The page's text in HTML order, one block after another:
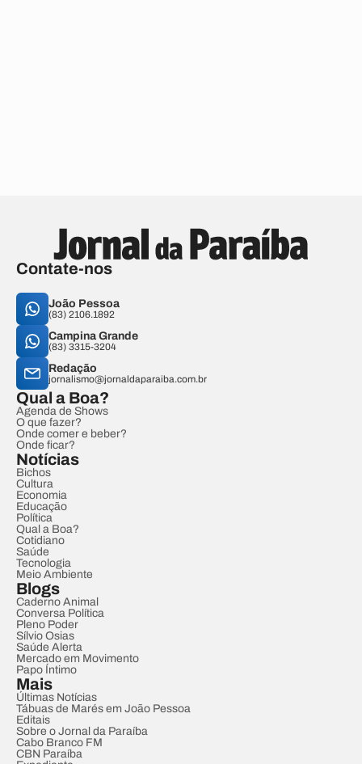
Contate-nos
João Pessoa
(83) 2106.1892
Campina Grande
(83) 3315-3204
Redação
jornalismo@jornaldaparaiba.com.br
Qual a Boa?
Agenda de Shows
O que fazer?
Onde comer e beber?
Onde ficar?
Notícias
Bichos
Cultura
Economia
Educação
Política
Qual a Boa?
Cotidiano
Saúde
Tecnologia
Meio Ambiente
Blogs
Caderno Animal
Conversa Política
Pleno Poder
Sílvio Osias
Saúde Alerta
Mercado em Movimento
Papo Íntimo
Mais
Últimas Notícias
Tábuas de Marés em João Pessoa
Editais
Sobre o Jornal da Paraíba
Cabo Branco FM
CBN Paraíba